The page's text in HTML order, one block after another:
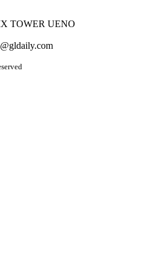
TOWER UENO